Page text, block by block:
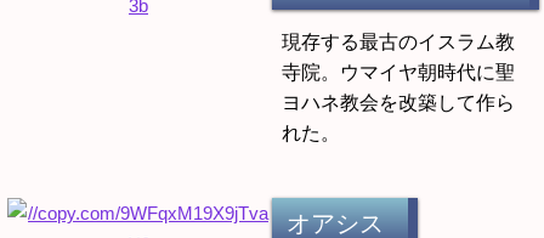
現存する最古のイスラム教
寺院。ウマイヤ朝時代に聖
ヨハネ教会を改築して作ら
れた。
オアシス